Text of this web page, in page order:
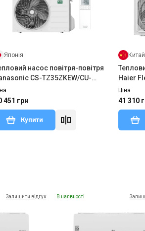
Японія
насос повітря-повітря
CS-TZ35ZKEW/CU-
451 грн
Купити
Китай
Haier
W/
Ціна
41 310
Залишити відгук В наявності